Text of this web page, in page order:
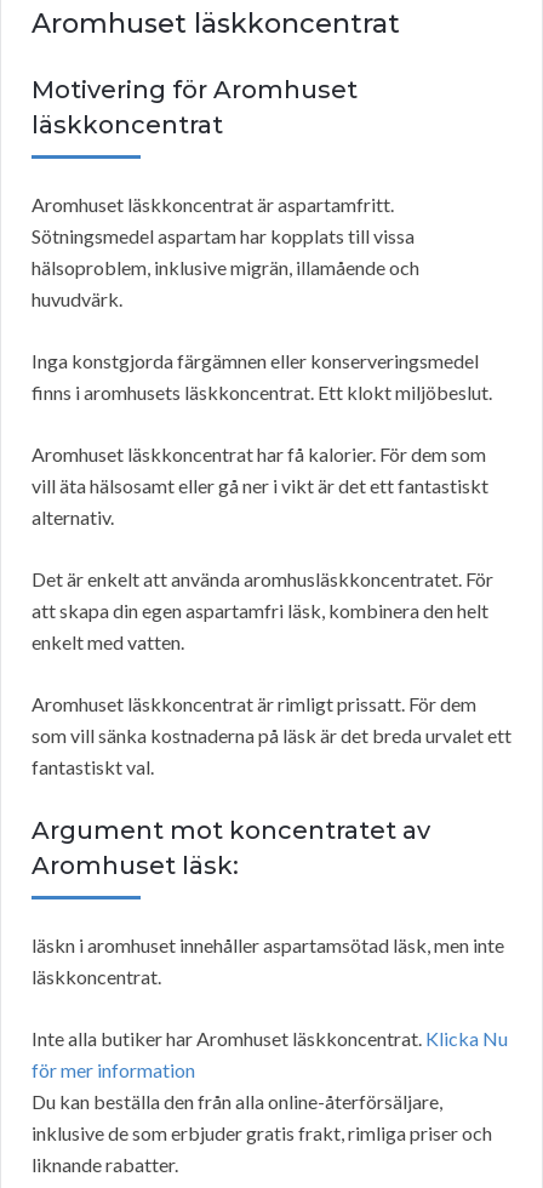
Aromhuset läskkoncentrat
Motivering för Aromhuset
läskkoncentrat
Aromhuset läskkoncentrat är aspartamfritt.
Sötningsmedel aspartam har kopplats till vissa
hälsoproblem, inklusive migrän, illamående och
huvudvärk.
Inga konstgjorda färgämnen eller konserveringsmedel
finns i aromhusets läskkoncentrat. Ett klokt miljöbeslut.
Aromhuset läskkoncentrat har få kalorier. För dem som
vill äta hälsosamt eller gå ner i vikt är det ett fantastiskt
alternativ.
Det är enkelt att använda aromhusläskkoncentratet. För
att skapa din egen aspartamfri läsk, kombinera den helt
enkelt med vatten.
Aromhuset läskkoncentrat är rimligt prissatt. För dem
som vill sänka kostnaderna på läsk är det breda urvalet ett
fantastiskt val.
Argument mot koncentratet av
Aromhuset läsk:
läskn i aromhuset innehåller aspartamsötad läsk, men inte
läskkoncentrat.
Inte alla butiker har Aromhuset läskkoncentrat. Klicka Nu
för mer information
Du kan beställa den från alla online-återförsäljare,
inklusive de som erbjuder gratis frakt, rimliga priser och
liknande rabatter.